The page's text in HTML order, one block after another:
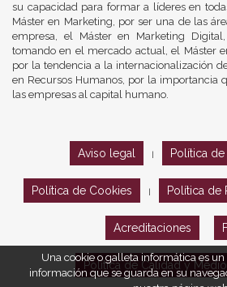
su capacidad para formar a líderes en
Máster en Marketing, por ser una de las
empresa, el Máster en Marketing
tomando en el mercado actual, el Máster
por la tendencia a la internacionalización
en Recursos Humanos, por la importancia
las empresas al capital humano.
Aviso legal Política
Política de Cookies Política de
Acreditaciones
Política de Calidad y
Una cookie o galleta informática es
información que se guarda en su